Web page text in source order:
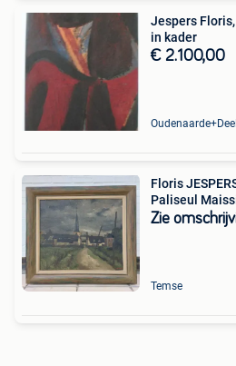
Jespers
in kader
€ 2.100,00
Floris
Paliseul
Zie
Temse